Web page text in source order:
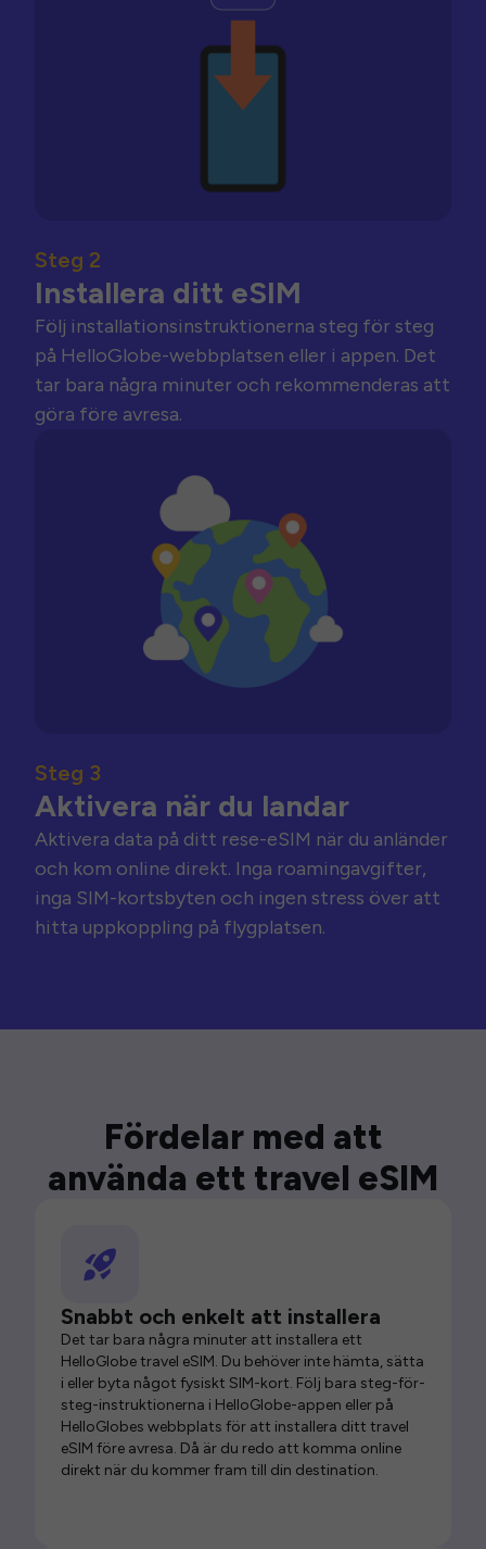
Steg 2
Installera ditt eSIM
Följ installationsinstruktionerna steg för steg
på HelloGlobe-webbplatsen eller i appen. Det
tar bara några minuter och rekommenderas att
göra före avresa.
Steg 3
Aktivera när du landar
Aktivera data på ditt rese-eSIM när du anländer
och kom online direkt. Inga roamingavgifter,
inga SIM-kortsbyten och ingen stress över att
hitta uppkoppling på flygplatsen.
Fördelar med att
använda ett travel eSIM
Snabbt och enkelt att installera
Det tar bara några minuter att installera ett
HelloGlobe travel eSIM. Du behöver inte hämta, sätta
i eller byta något fysiskt SIM-kort. Följ bara steg-för-
steg-instruktionerna i HelloGlobe-appen eller på
HelloGlobes webbplats för att installera ditt travel
eSIM före avresa. Då är du redo att komma online
direkt när du kommer fram till din destination.